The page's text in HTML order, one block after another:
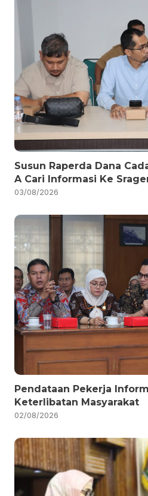
Susun Raperda Dana
A Cari Informasi Ke
03/08/2026
Pendataan Pekerja
Keterlibatan Masyarakat
02/08/2026